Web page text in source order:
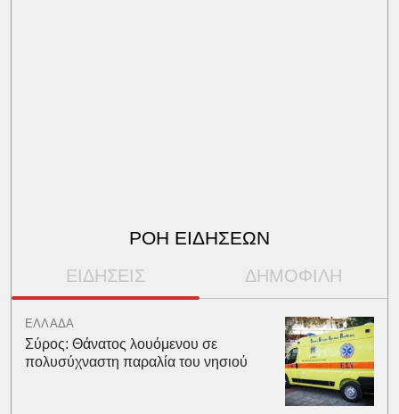
ΡΟΗ ΕΙΔΗΣΕΩΝ
ΕΙΔΗΣΕΙΣ ΔΗΜΟΦΙΛΗ
ΕΛΛΑΔΑ
Σύρος: Θάνατος λουόμενου σε
πολυσύχναστη παραλία του νησιού